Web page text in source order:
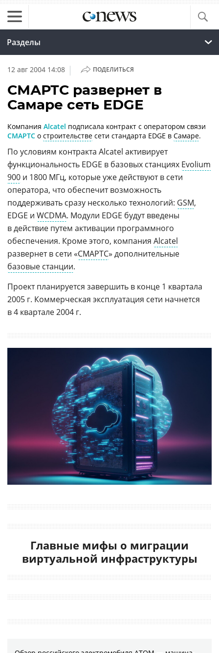
Разделы
12 авг 2004 14:08 | ПОДЕЛИТЬСЯ
СМАРТС развернет в
Самаре сеть EDGE
Компания Alcatel подписала контракт с оператором связи
СМАРТС о строительстве сети стандарта EDGE в Самаре.
По условиям контракта Alcatel активирует
функциональность EDGE в базовых станциях Evolium
900 и 1800 МГц, которые уже действуют в сети
оператора, что обеспечит возможность
поддерживать сразу несколько технологий: GSM,
EDGE и WCDMA. Модули EDGE будут введены
в действие путем активации программного
обеспечения. Кроме этого, компания Alcatel
развернет в сети «СМАРТС» дополнительные
базовые станции.
Проект планируется завершить в конце 1 квартала
2005 г. Коммерческая эксплуатация сети начнется
в 4 квартале 2004 г.
Главные мифы о миграции
виртуальной инфраструктуры